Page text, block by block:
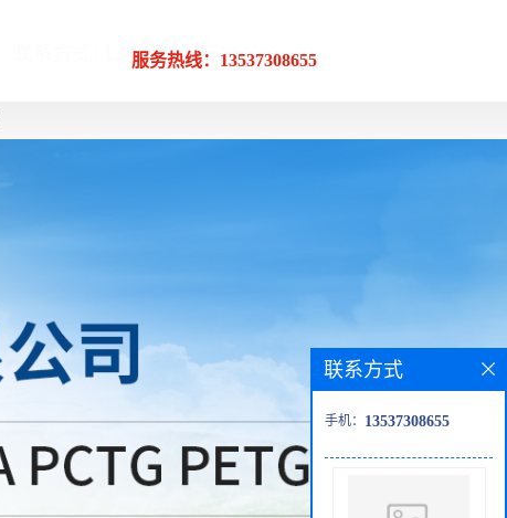
服务热线：13537308655
联系方式
手机： 13537308655